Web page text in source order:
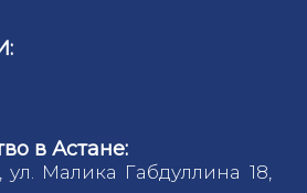
в Астане:
ул. Малика Габдуллина 18,